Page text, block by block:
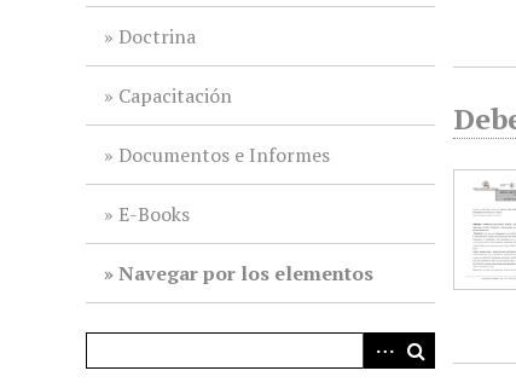
Doctrina
Capacitación
Documentos e Informes
E-Books
Navegar por los elementos